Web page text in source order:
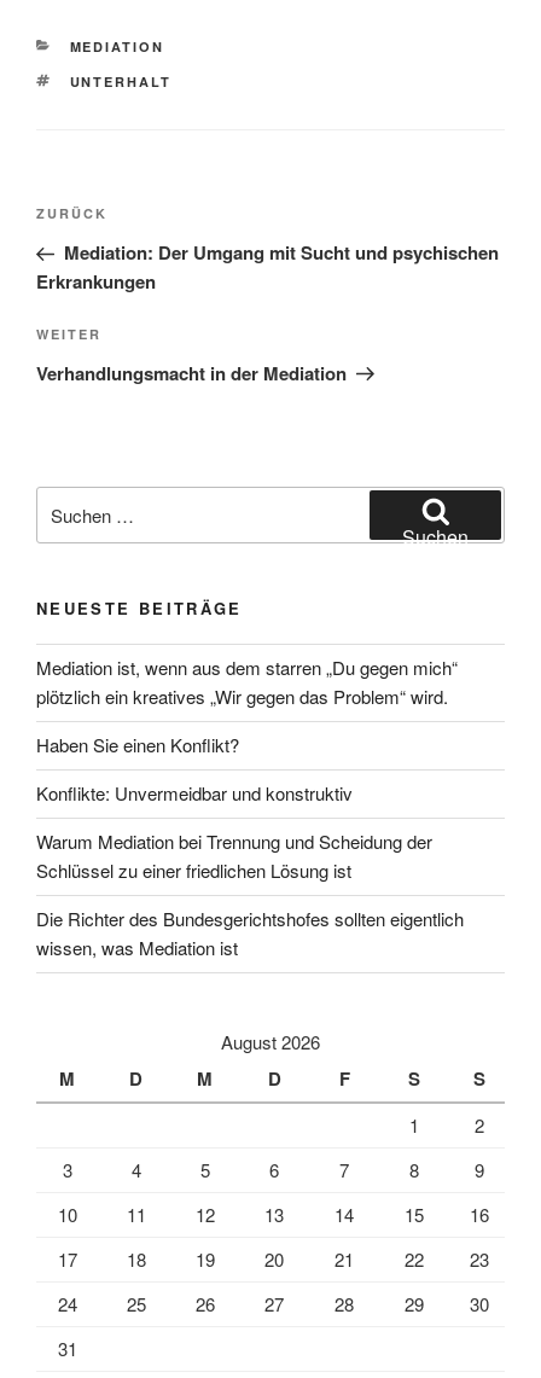
KATEGORIEN
MEDIATION
SCHLAGWÖRTER
UNTERHALT
Beitragsnavigation
Vorheriger
Beitrag
ZURÜCK
Mediation: Der Umgang mit Sucht und psychischen
Erkrankungen
Nächster
Beitrag
WEITER
Verhandlungsmacht in der Mediation
nach:
Suchen
NEUESTE BEITRÄGE
Mediation ist, wenn aus dem starren „Du gegen mich“
plötzlich ein kreatives „Wir gegen das Problem“ wird.
Haben Sie einen Konflikt?
Konflikte: Unvermeidbar und konstruktiv
Warum Mediation bei Trennung und Scheidung der
Schlüssel zu einer friedlichen Lösung ist
Die Richter des Bundesgerichtshofes sollten eigentlich
wissen, was Mediation ist
August 2026
M D M D F S S
1
2
3
4 5 6 7 8
9
10
11 12 13 14 15
16
17
18 19 20 21 22
23
24
25 26 27 28 29
30
31